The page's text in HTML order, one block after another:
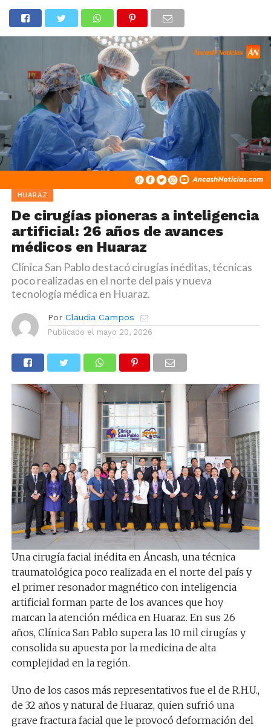
HUARAZ
De cirugías pioneras a inteligencia
artificial: 26 años de avances
médicos en Huaraz
Clínica San Pablo destacó cirugías inéditas, técnicas
poco realizadas en el norte del país y nueva
tecnología médica en Huaraz.
Por Claudia Campos
Publicado el mayo 20, 2026
Una cirugía facial inédita en Áncash, una técnica
traumatológica poco realizada en el norte del país y
el primer resonador magnético con inteligencia
artificial forman parte de los avances que hoy
marcan la atención médica en Huaraz. En sus 26
años, Clínica San Pablo supera las 10 mil cirugías y
consolida su apuesta por la medicina de alta
complejidad en la región.
Uno de los casos más representativos fue el de R.H.U.,
de 32 años y natural de Huaraz, quien sufrió una
grave fractura facial que le provocó deformación del